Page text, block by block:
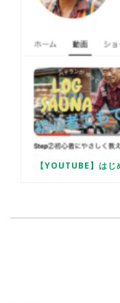
【YOUTUBE】は